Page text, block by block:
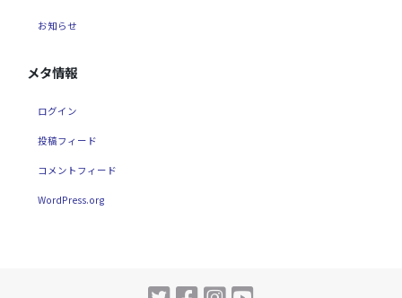
お知らせ
メタ情報
ログイン
投稿フィード
コメントフィード
WordPress.org